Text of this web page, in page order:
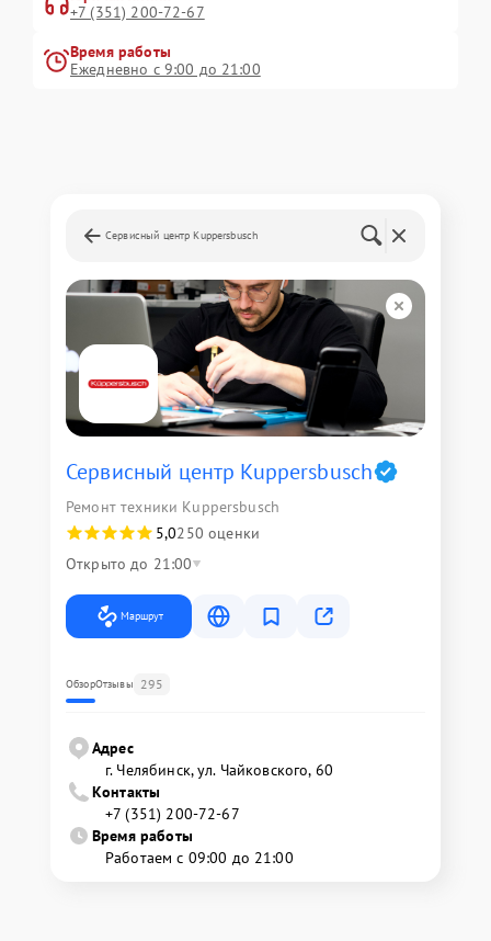
+7 (351) 200-72-67
Время работы
Ежедневно с 9:00 до 21:00
Сервисный центр Kuppersbusch
Сервисный центр Kuppersbusch
Ремонт техники Kuppersbusch
5,0250 оценки
Открыто до 21:00
Маршрут
ОбзорОтзывы 295
Адрес
г. Челябинск, ул. Чайковского, 60
Контакты
+7 (351) 200-72-67
Время работы
Работаем с 09:00 до 21:00